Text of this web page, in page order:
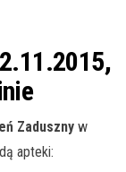
Zaduszny w
apteki: